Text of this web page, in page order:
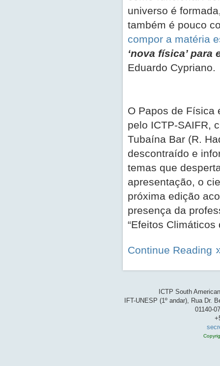
universo é
também é pouco
compor a matéria
‘nova física’
Eduardo Cypriano.
O Papos de Física
pelo ICTP-SAIFR,
Tubaína Bar (R.
descontraído e
temas que
apresentação, o
próxima edição
presença da
“Efeitos Climáticos
Continue Reading
ICTP South
IFT-UNESP (1º andar), Rua Dr.
01140-